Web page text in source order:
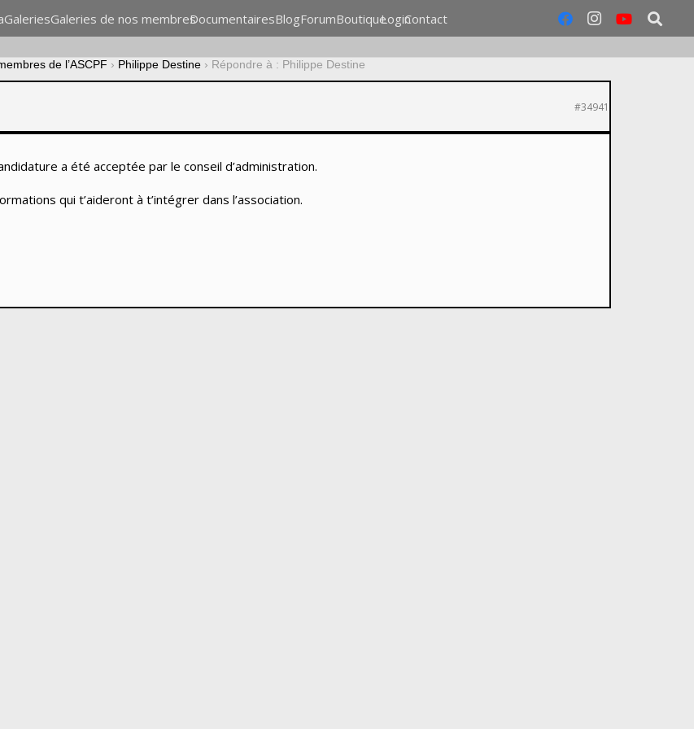
GaleriesGaleries de nos membresDocumentairesBlogForumBoutiqueLoginContact
de l’ASCPF › Philippe Destine › Répondre à : Philippe Destine
#34941
a été acceptée par le conseil d’administration.
qui t’aideront à t’intégrer dans l’association.